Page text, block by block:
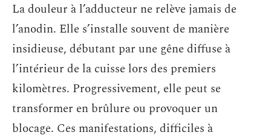
La douleur à l’adducteur ne relève jamais de
l’anodin. Elle s’installe souvent de manière
insidieuse, débutant par une gêne diffuse à
l’intérieur de la cuisse lors des premiers
kilomètres. Progressivement, elle peut se
transformer en brûlure ou provoquer un
blocage. Ces manifestations, difficiles à